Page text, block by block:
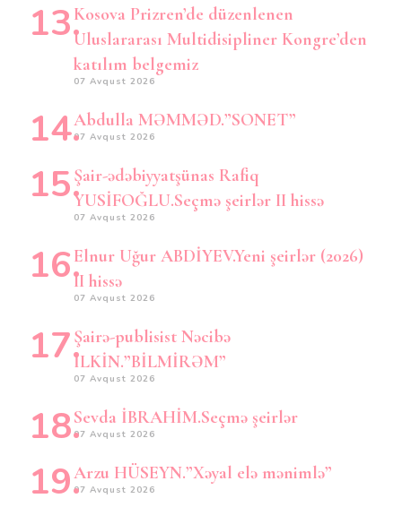
Kosova Prizren’de düzenlenen
Uluslararası Multidisipliner Kongre’den
katılım belgemiz
07 Avqust 2026
Abdulla MƏMMƏD.”SONET”
07 Avqust 2026
Şair-ədəbiyyatşünas Rafiq
YUSİFOĞLU.Seçmə şeirlər II hissə
07 Avqust 2026
Elnur Uğur ABDİYEV.Yeni şeirlər (2026)
II hissə
07 Avqust 2026
Şairə-publisist Nəcibə
İLKİN.”BİLMİRƏM”
07 Avqust 2026
Sevda İBRAHİM.Seçmə şeirlər
07 Avqust 2026
Arzu HÜSEYN.”Xəyal elə mənimlə”
07 Avqust 2026